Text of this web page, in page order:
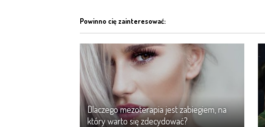
Powinno cię zainteresować:
Dlaczego mezoterapia jest zabiegiem, na
który warto się zdecydować?